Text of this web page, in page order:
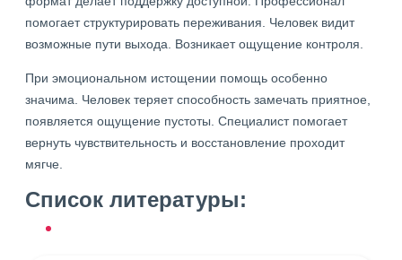
помогает структурировать переживания. Человек видит
возможные пути выхода. Возникает ощущение контроля.
При эмоциональном истощении помощь особенно
значима. Человек теряет способность замечать приятное,
появляется ощущение пустоты. Специалист помогает
вернуть чувствительность и восстановление проходит
мягче.
Список литературы: